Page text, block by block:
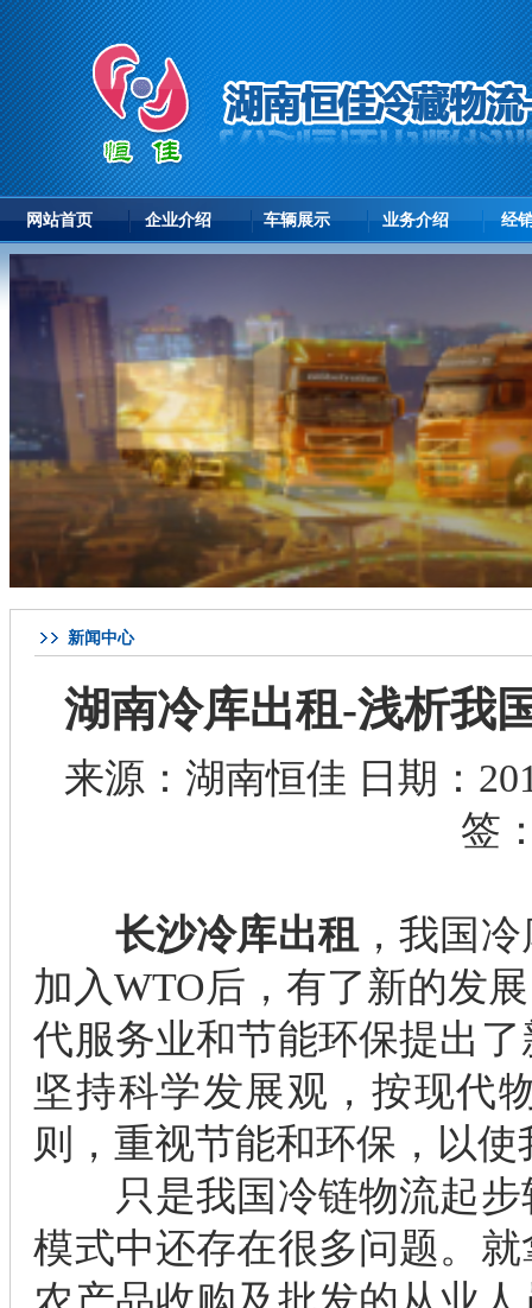
网站首页 企业介绍 车辆展示 业务介绍 经
新闻中心
湖南冷库出租-浅析我
来源： 湖南恒佳 日期：
签
长沙冷库出租
，我国
加入WTO后，有了新的发
代服务业和节能环保提出
坚持科学发展观，按现代
则，重视节能和环保，以
只是我国冷链物流起步
模式中还存在很多问题。